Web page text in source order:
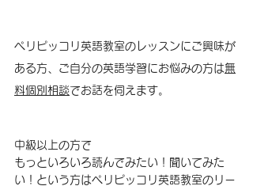
ペリピッコリ英語教室のレッスンにご興味が
ある方、ご自分の英語学習にお悩みの方は無
料個別相談でお話を伺えます。
中級以上の方で
もっといろいろ読んでみたい！聞いてみた
い！という方はペリピッコリ英語教室のリー